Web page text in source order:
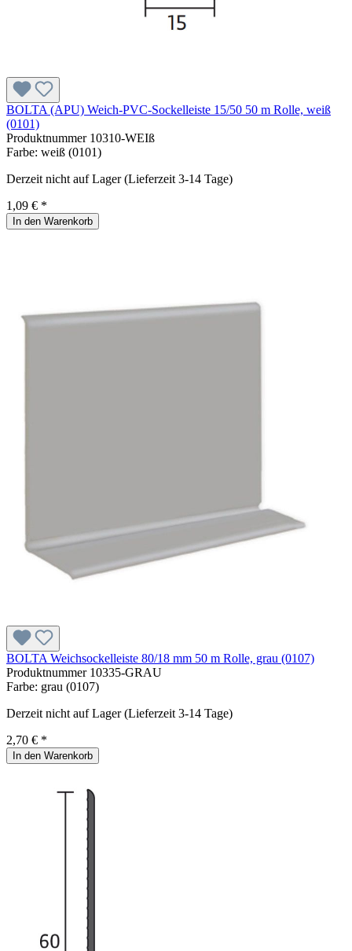
BOLTA (APU) Weich-PVC-Sockelleiste 15/50 50 m Rolle, weiß
(0101)
Produktnummer 10310-WEIß
Farbe: weiß (0101)
Derzeit nicht auf Lager (Lieferzeit 3-14 Tage)
1,09 € *
In den Warenkorb
BOLTA Weichsockelleiste 80/18 mm 50 m Rolle, grau (0107)
Produktnummer 10335-GRAU
Farbe: grau (0107)
Derzeit nicht auf Lager (Lieferzeit 3-14 Tage)
2,70 € *
In den Warenkorb